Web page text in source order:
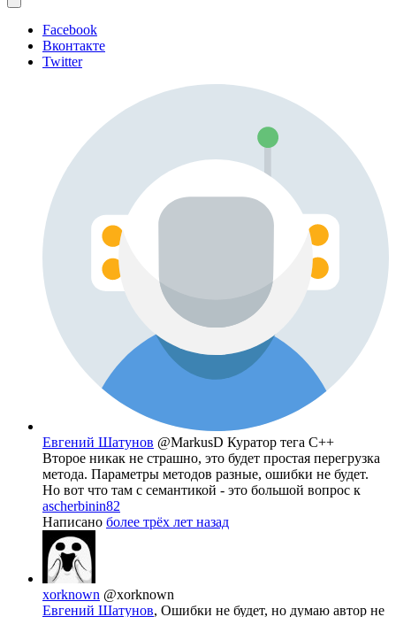
Facebook
Вконтакте
Twitter
Евгений Шатунов @MarkusD Куратор тега C++
Второе никак не страшно, это будет простая перегрузка
метода. Параметры методов разные, ошибки не будет.
Но вот что там с семантикой - это большой вопрос к
ascherbinin82
Написано более трёх лет назад
xorknown @xorknown
Евгений Шатунов, Ошибки не будет, но думаю автор не